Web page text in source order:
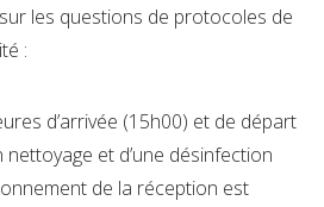
les questions de protocoles de
:
d’arrivée (15h00) et de départ
nettoyage et d’une désinfection
de la réception est